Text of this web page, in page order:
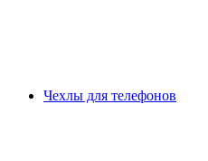
Чехлы для телефонов